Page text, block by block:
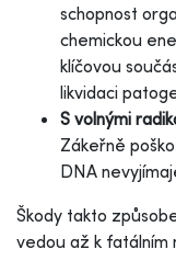
schopnost
chemickou
klíčovou
likvidaci
S volnými
Zákeřně
DNA
Škody takto
vedou až k fatálním